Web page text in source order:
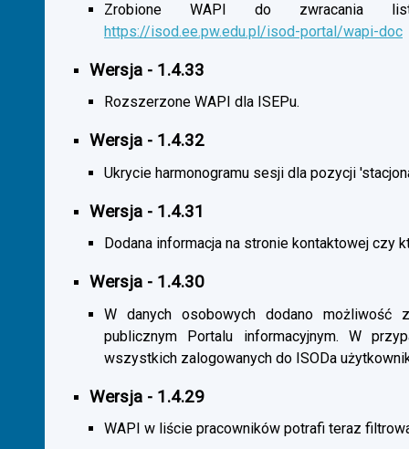
Zrobione WAPI do zwracania listy
https://isod.ee.pw.edu.pl/isod-portal/wapi-doc
Wersja - 1.4.33
Rozszerzone WAPI dla ISEPu.
Wersja - 1.4.32
Ukrycie harmonogramu sesji dla pozycji
Wersja - 1.4.31
Dodana informacja na stronie kontaktowej czy
Wersja - 1.4.30
W danych osobowych dodano możliwość
publicznym Portalu informacyjnym. W
wszystkich zalogowanych do ISODa
Wersja - 1.4.29
WAPI w liście pracowników potrafi teraz